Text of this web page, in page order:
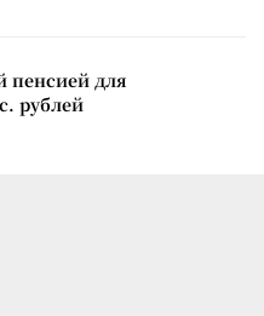
пенсией для
рублей